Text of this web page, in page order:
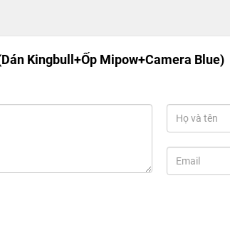
Kingbull+Ốp Mipow+Camera Blue)